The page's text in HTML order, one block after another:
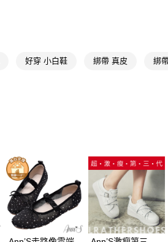
用戶於交易時，得透過本服務購買商品或服務
※ 請注意：結帳手續完成當下不需立刻繳費，
絡購買商品的店家。未經商家同意取消之訂單仍
求債權轉讓予恩沛科技股份有限公司。
２．關於個人資料處理事宜，請瀏覽以下網址：
https://aftee.tw/terms/#terms3
３．未成年的使用者請事先徵得法定代理人或
「AFTEE先享後付」，若未經同意申辦者引起
任。
４．使用「AFTEE先享後付」時，將依據個別
萊爾富付款取貨
每筆NT$100，滿NT$999(含以上)免運費
付款後7-11取貨
每筆NT$100，滿NT$999(含以上)免運費
宅配
每筆NT$100，滿NT$999(含以上)免運費
好穿 小白鞋 綁帶 真皮 綁